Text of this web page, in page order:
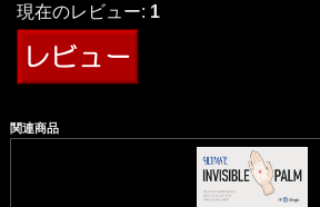
現在のレビュー: 1
関連商品